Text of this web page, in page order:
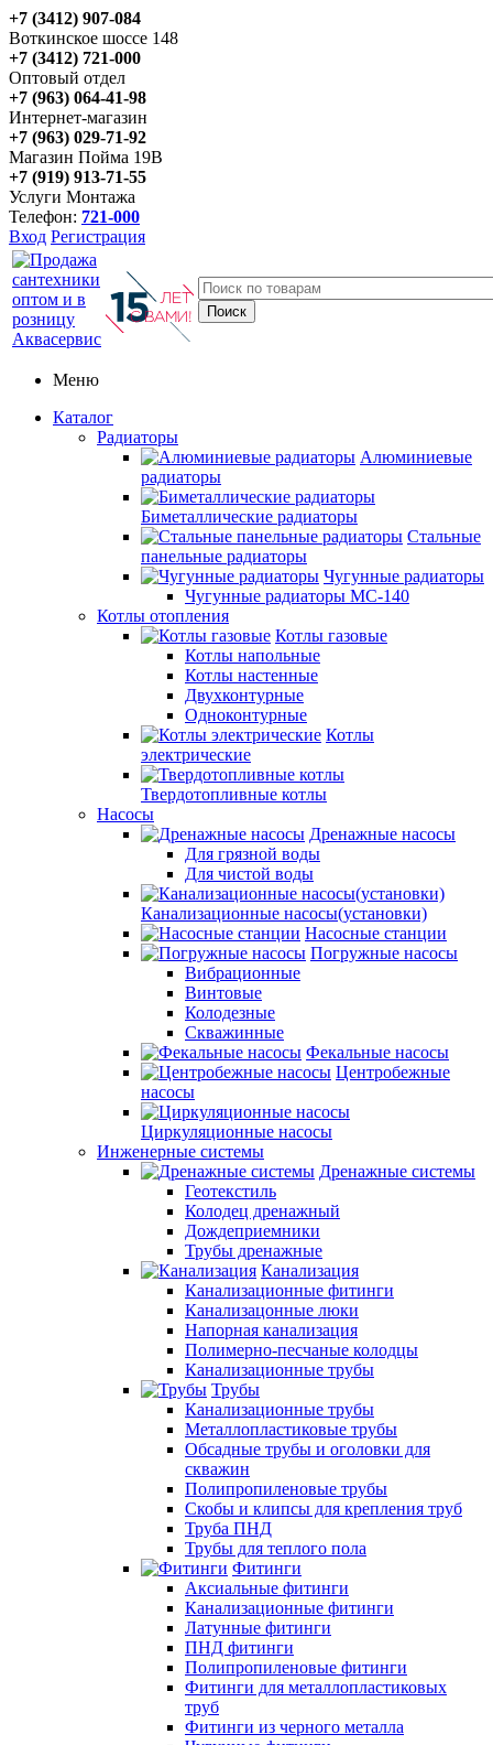
+7 (3412) 907-084
Воткинское шоссе 148
+7 (3412) 721-000
Оптовый отдел
+7 (963) 064-41-98
Интернет-магазин
+7 (963) 029-71-92
Магазин Пойма 19В
+7 (919) 913-71-55
Услуги Монтажа
Телефон: 721-000
Вход Регистрация
Меню
Каталог
Радиаторы
Алюминиевые
радиаторы
Биметаллические радиаторы
Стальные
панельные радиаторы
Чугунные радиаторы
Чугунные радиаторы МС-140
Котлы отопления
Котлы газовые
Котлы напольные
Котлы настенные
Двухконтурные
Одноконтурные
Котлы
электрические
Твердотопливные котлы
Насосы
Дренажные насосы
Для грязной воды
Для чистой воды
Канализационные насосы(установки)
Насосные станции
Погружные насосы
Вибрационные
Винтовые
Колодезные
Скважинные
Фекальные насосы
Центробежные
насосы
Циркуляционные насосы
Инженерные системы
Дренажные системы
Геотекстиль
Колодец дренажный
Дождеприемники
Трубы дренажные
Канализация
Канализационные фитинги
Канализацонные люки
Напорная канализация
Полимерно-песчаные колодцы
Канализационные трубы
Трубы
Канализационные трубы
Металлопластиковые трубы
Обсадные трубы и оголовки для
скважин
Полипропиленовые трубы
Скобы и клипсы для крепления труб
Труба ПНД
Трубы для теплого пола
Фитинги
Аксиальные фитинги
Канализационные фитинги
Латунные фитинги
ПНД фитинги
Полипропиленовые фитинги
Фитинги для металлопластиковых
труб
Фитинги из черного металла